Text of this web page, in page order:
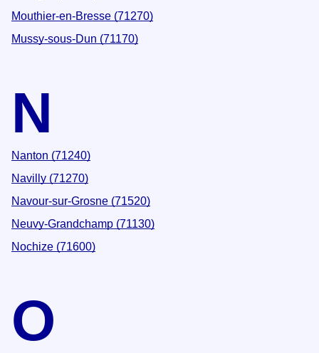
Mouthier-en-Bresse (71270)
Mussy-sous-Dun (71170)
N
Nanton (71240)
Navilly (71270)
Navour-sur-Grosne (71520)
Neuvy-Grandchamp (71130)
Nochize (71600)
O